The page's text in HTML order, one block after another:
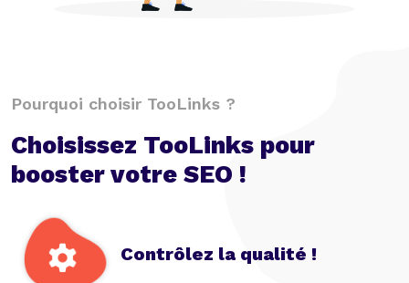
Pourquoi choisir TooLinks ?
Choisissez TooLinks pour
booster votre SEO !
Contrôlez la qualité !